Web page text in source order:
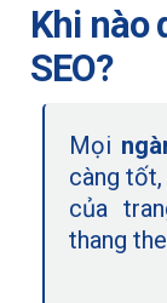
Khi nào
SEO?
Mọi
càng
của
thang